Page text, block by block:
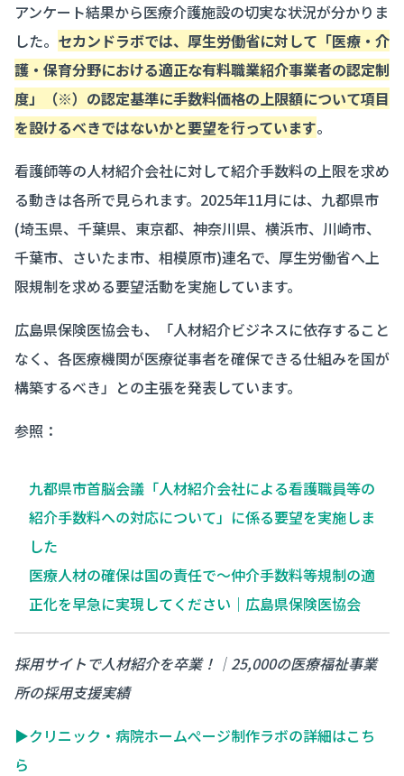
アンケート結果から医療介護施設の切実な状況が分かりま
した。 セカンドラボでは、厚生労働省に対して「医療・介
護・保育分野における適正な有料職業紹介事業者の認定制
度」（※）の認定基準に手数料価格の上限額について項目
を設けるべきではないかと要望を行っています。
看護師等の人材紹介会社に対して紹介手数料の上限を求め
る動きは各所で見られます。2025年11月には、九都県市
(埼玉県、千葉県、東京都、神奈川県、横浜市、川崎市、
千葉市、さいたま市、相模原市)連名で、厚生労働省へ上
限規制を求める要望活動を実施しています。
広島県保険医協会も、「人材紹介ビジネスに依存すること
なく、各医療機関が医療従事者を確保できる仕組みを国が
構築するべき」との主張を発表しています。
参照：
九都県市首脳会議「人材紹介会社による看護職員等の
紹介手数料への対応について」に係る要望を実施しま
した
医療人材の確保は国の責任で～仲介手数料等規制の適
正化を早急に実現してください｜広島県保険医協会
採用サイトで人材紹介を卒業！｜25,000の医療福祉事業
所の採用支援実績
▶クリニック・病院ホームぺージ制作ラボの詳細はこち
ら